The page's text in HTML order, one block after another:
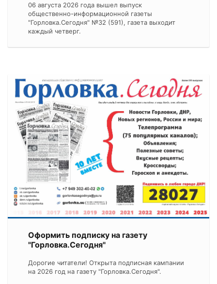
06 августа 2026 года вышел выпуск
общественно-информационной газеты
"Горловка.Сегодня" №32 (591), газета выходит
каждый четверг.
Оформить подписку на газету
"Горловка.Сегодня"
Дорогие читатели! Открыта подписная кампании
на 2026 год на газету "Горловка.Сегодня".